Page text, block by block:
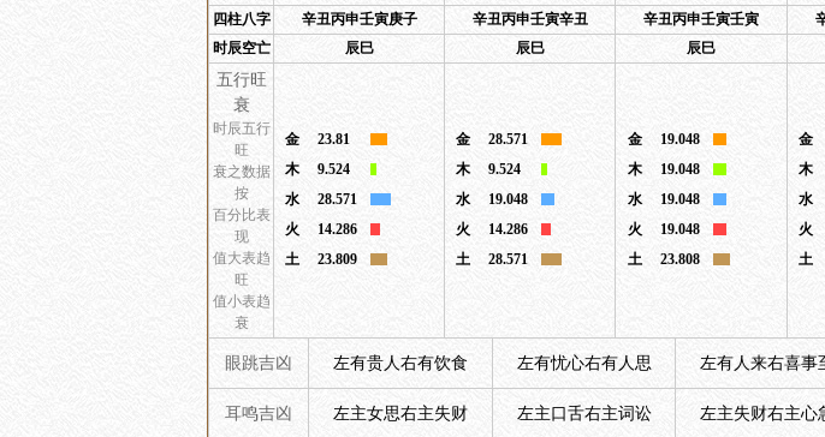
四柱八字 辛丑丙申壬寅庚子 辛丑丙申壬寅辛丑 辛丑丙申壬寅壬寅
时辰空亡
辰巳 辰巳 辰巳
五行旺
衰
时辰五行
旺
衰之数据
按
百分比表
现
值大表趋
旺
值小表趋
衰
金
23.81
木
9.524
水
28.571
火
14.286
土
23.809
金
28.571
木
9.524
水
19.048
火
14.286
土
28.571
金
19.048
木
19.048
水
19.048
火
19.048
土
23.808
金
木
水
火
土
眼跳吉凶 左有贵人右有饮食 左有忧心右有人思 左有人来右喜事
耳鸣吉凶 左主女思右主失财 左主口舌右主词讼 左主失财右主心